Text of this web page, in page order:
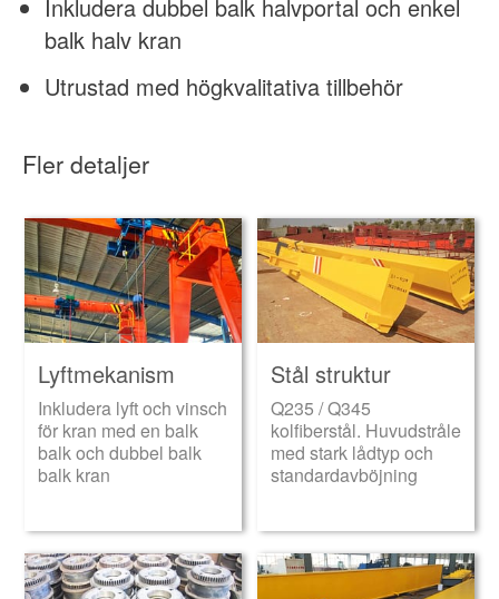
Inkludera dubbel balk halvportal och enkel
balk halv kran
Utrustad med högkvalitativa tillbehör
Fler detaljer
Lyftmekanism
Inkludera lyft och vinsch
för kran med en balk
balk och dubbel balk
balk kran
Stål struktur
Q235 / Q345
kolfiberstål. Huvudstråle
med stark lådtyp och
standardavböjning